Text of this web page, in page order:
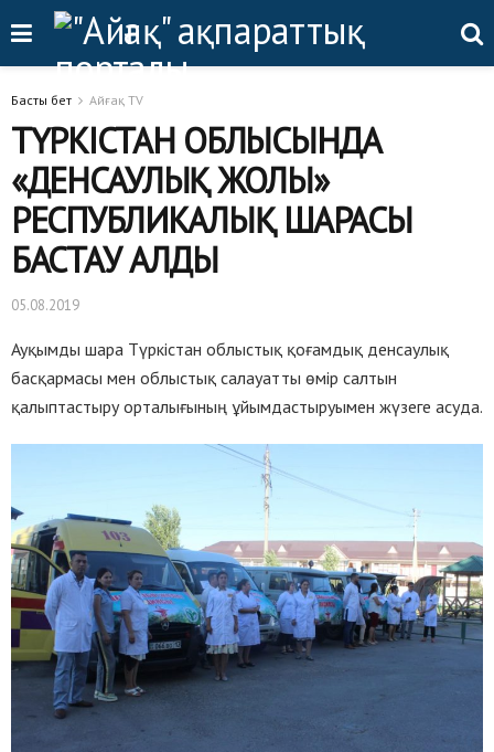
Басты бет Айғақ TV
ТҮРКІСТАН ОБЛЫСЫНДА
«ДЕНСАУЛЫҚ ЖОЛЫ»
РЕСПУБЛИКАЛЫҚ ШАРАСЫ
БАСТАУ АЛДЫ
05.08.2019
Ауқымды шара Түркістан облыстық қоғамдық денсаулық
басқармасы мен облыстық салауатты өмір салтын
қалыптастыру орталығының ұйымдастыруымен жүзеге асуда.